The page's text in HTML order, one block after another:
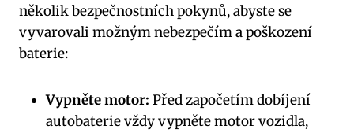
několik bezpečnostních pokynů, abyste se
vyvarovali možným nebezpečím a poškození
baterie:
Vypněte motor: Před započetím dobíjení
autobaterie vždy vypněte motor vozidla,